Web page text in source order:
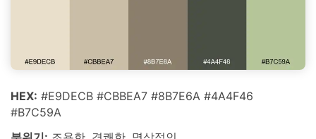
HEX: #E9DECB #CBBEA7 #8B7E6A #4A4F46
#B7C59A